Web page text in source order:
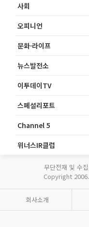
사회
오피니언
문화·라이프
뉴스발전소
이투데이TV
스페셜리포트
Channel 5
위너스IR클럽
무단전재 및 수
Copyright 2006.
회사소개